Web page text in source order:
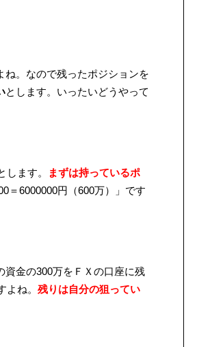
ね。なので残ったポジションを
とします。いったいどうやって
ます。
まずは持っているポ
＝6000000円（600万）」です
金の300万をＦＸの口座に残
ね。 残りは自分の狙ってい